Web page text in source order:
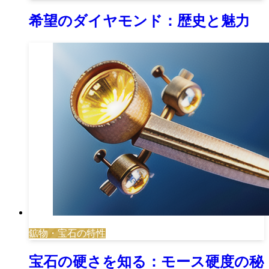
希望のダイヤモンド：歴史と魅力
鉱物・宝石の特性
宝石の硬さを知る：モース硬度の秘